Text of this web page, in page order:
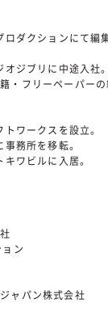
ダクションにて編
ジブリに中途入社
・フリーペーパー
ワークスを設立。
務所を移転。
ワビルに入居。
ン
ャパン株式会社